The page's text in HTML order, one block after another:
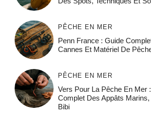
PÊCHE EN MER
Penn France : Guide
Cannes Et Matériel De
PÊCHE EN MER
Vers Pour La Pêche En Mer
Complet Des Appâts
Bibi